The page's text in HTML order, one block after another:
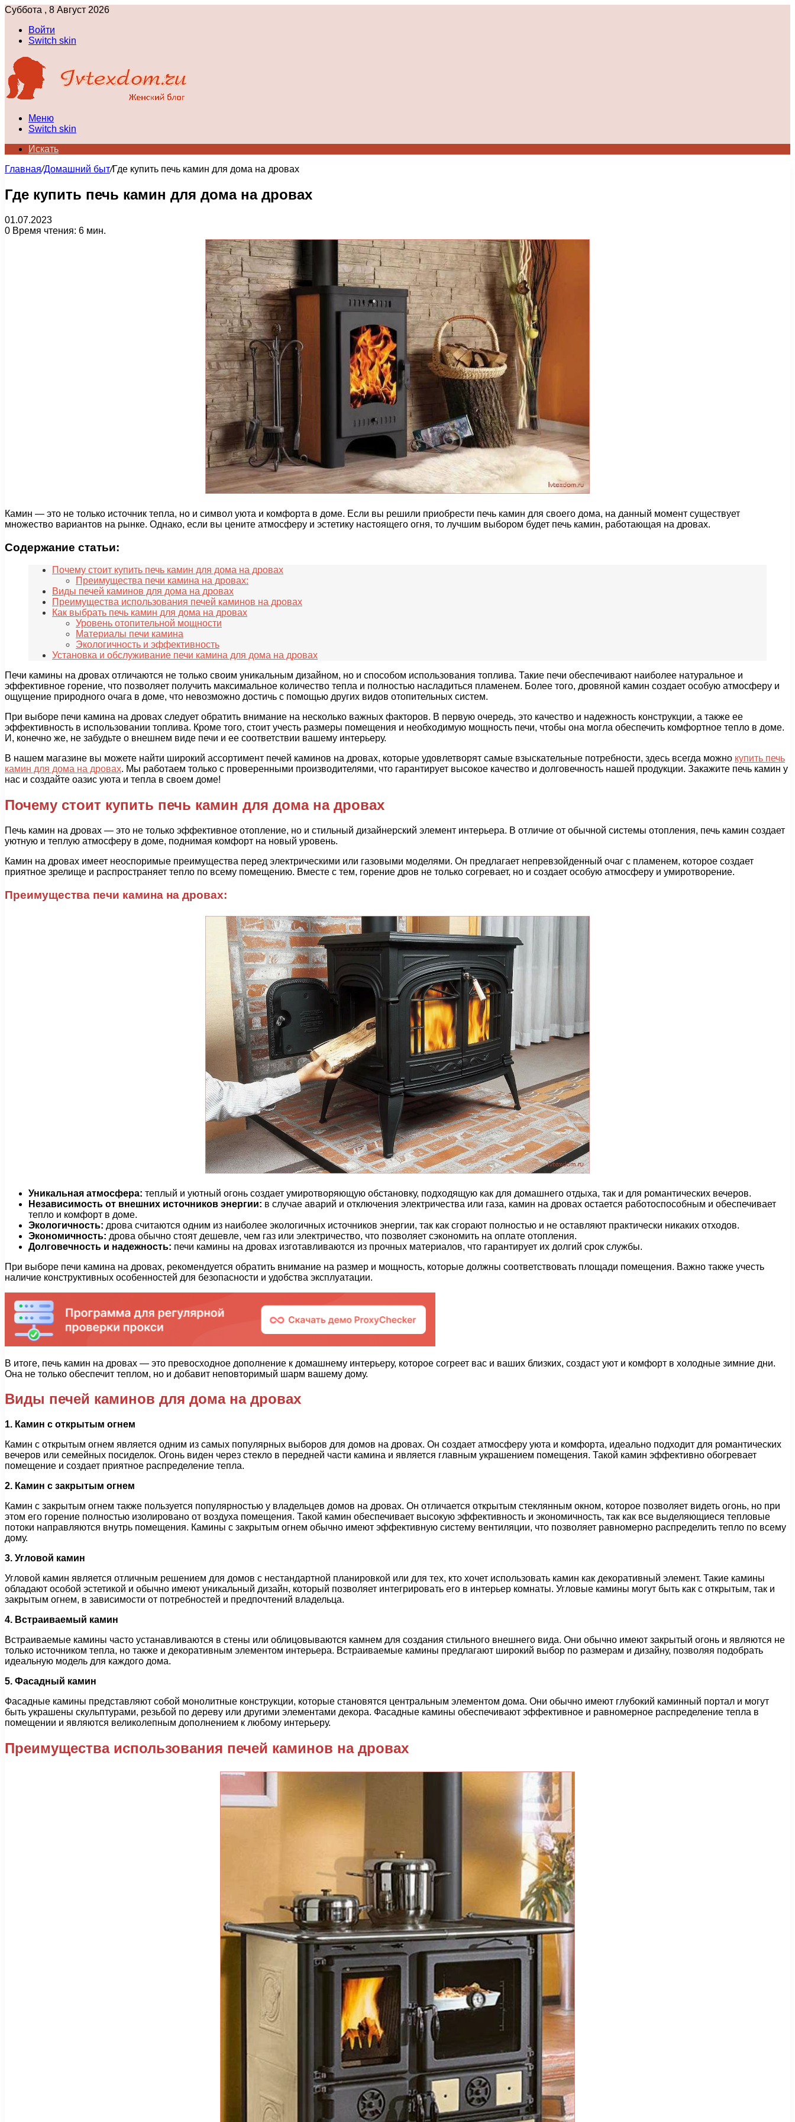
Суббота , 8 Август 2026
Войти
Switch skin
Меню
Switch skin
Искать
Главная/Домашний быт/Где купить печь камин для дома на дровах
Где купить печь камин для дома на дровах
01.07.2023
0 Время чтения: 6 мин.
Камин — это не только источник тепла, но и символ уюта и комфорта в доме. Если вы решили приобрести печь камин для своего дома, на данный момент существует
множество вариантов на рынке. Однако, если вы цените атмосферу и эстетику настоящего огня, то лучшим выбором будет печь камин, работающая на дровах.
Содержание статьи:
Почему стоит купить печь камин для дома на дровах
Преимущества печи камина на дровах:
Виды печей каминов для дома на дровах
Преимущества использования печей каминов на дровах
Как выбрать печь камин для дома на дровах
Уровень отопительной мощности
Материалы печи камина
Экологичность и эффективность
Установка и обслуживание печи камина для дома на дровах
Печи камины на дровах отличаются не только своим уникальным дизайном, но и способом использования топлива. Такие печи обеспечивают наиболее натуральное и
эффективное горение, что позволяет получить максимальное количество тепла и полностью насладиться пламенем. Более того, дровяной камин создает особую атмосферу и
ощущение природного очага в доме, что невозможно достичь с помощью других видов отопительных систем.
При выборе печи камина на дровах следует обратить внимание на несколько важных факторов. В первую очередь, это качество и надежность конструкции, а также ее
эффективность в использовании топлива. Кроме того, стоит учесть размеры помещения и необходимую мощность печи, чтобы она могла обеспечить комфортное тепло в доме.
И, конечно же, не забудьте о внешнем виде печи и ее соответствии вашему интерьеру.
В нашем магазине вы можете найти широкий ассортимент печей каминов на дровах, которые удовлетворят самые взыскательные потребности, здесь всегда можно купить печь
камин для дома на дровах. Мы работаем только с проверенными производителями, что гарантирует высокое качество и долговечность нашей продукции. Закажите печь камин у
нас и создайте оазис уюта и тепла в своем доме!
Почему стоит купить печь камин для дома на дровах
Печь камин на дровах — это не только эффективное отопление, но и стильный дизайнерский элемент интерьера. В отличие от обычной системы отопления, печь камин создает
уютную и теплую атмосферу в доме, поднимая комфорт на новый уровень.
Камин на дровах имеет неоспоримые преимущества перед электрическими или газовыми моделями. Он предлагает непревзойденный очаг с пламенем, которое создает
приятное зрелище и распространяет тепло по всему помещению. Вместе с тем, горение дров не только согревает, но и создает особую атмосферу и умиротворение.
Преимущества печи камина на дровах:
Уникальная атмосфера: теплый и уютный огонь создает умиротворяющую обстановку, подходящую как для домашнего отдыха, так и для романтических вечеров.
Независимость от внешних источников энергии: в случае аварий и отключения электричества или газа, камин на дровах остается работоспособным и обеспечивает
тепло и комфорт в доме.
Экологичность: дрова считаются одним из наиболее экологичных источников энергии, так как сгорают полностью и не оставляют практически никаких отходов.
Экономичность: дрова обычно стоят дешевле, чем газ или электричество, что позволяет сэкономить на оплате отопления.
Долговечность и надежность: печи камины на дровах изготавливаются из прочных материалов, что гарантирует их долгий срок службы.
При выборе печи камина на дровах, рекомендуется обратить внимание на размер и мощность, которые должны соответствовать площади помещения. Важно также учесть
наличие конструктивных особенностей для безопасности и удобства эксплуатации.
В итоге, печь камин на дровах — это превосходное дополнение к домашнему интерьеру, которое согреет вас и ваших близких, создаст уют и комфорт в холодные зимние дни.
Она не только обеспечит теплом, но и добавит неповторимый шарм вашему дому.
Виды печей каминов для дома на дровах
1. Камин с открытым огнем
Камин с открытым огнем является одним из самых популярных выборов для домов на дровах. Он создает атмосферу уюта и комфорта, идеально подходит для романтических
вечеров или семейных посиделок. Огонь виден через стекло в передней части камина и является главным украшением помещения. Такой камин эффективно обогревает
помещение и создает приятное распределение тепла.
2. Камин с закрытым огнем
Камин с закрытым огнем также пользуется популярностью у владельцев домов на дровах. Он отличается открытым стеклянным окном, которое позволяет видеть огонь, но при
этом его горение полностью изолировано от воздуха помещения. Такой камин обеспечивает высокую эффективность и экономичность, так как все выделяющиеся тепловые
потоки направляются внутрь помещения. Камины с закрытым огнем обычно имеют эффективную систему вентиляции, что позволяет равномерно распределить тепло по всему
дому.
3. Угловой камин
Угловой камин является отличным решением для домов с нестандартной планировкой или для тех, кто хочет использовать камин как декоративный элемент. Такие камины
обладают особой эстетикой и обычно имеют уникальный дизайн, который позволяет интегрировать его в интерьер комнаты. Угловые камины могут быть как с открытым, так и
закрытым огнем, в зависимости от потребностей и предпочтений владельца.
4. Встраиваемый камин
Встраиваемые камины часто устанавливаются в стены или облицовываются камнем для создания стильного внешнего вида. Они обычно имеют закрытый огонь и являются не
только источником тепла, но также и декоративным элементом интерьера. Встраиваемые камины предлагают широкий выбор по размерам и дизайну, позволяя подобрать
идеальную модель для каждого дома.
5. Фасадный камин
Фасадные камины представляют собой монолитные конструкции, которые становятся центральным элементом дома. Они обычно имеют глубокий каминный портал и могут
быть украшены скульптурами, резьбой по дереву или другими элементами декора. Фасадные камины обеспечивают эффективное и равномерное распределение тепла в
помещении и являются великолепным дополнением к любому интерьеру.
Преимущества использования печей каминов на дровах